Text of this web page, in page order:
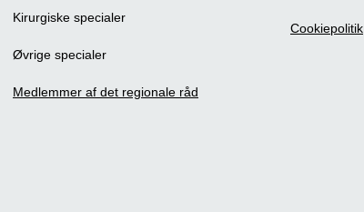
Kirurgiske specialer
Øvrige specialer
Medlemmer af det regionale råd
Cookiepolitik